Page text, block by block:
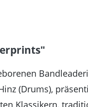
Kunsthalle
Kunsthaus
Kunstvilla
(Drums),
Klassikern,